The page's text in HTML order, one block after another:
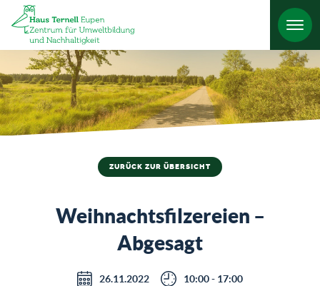
ZURÜCK ZUR ÜBERSICHT
Weihnachtsfilzereien –
Abgesagt
26.11.2022 10:00 - 17:00